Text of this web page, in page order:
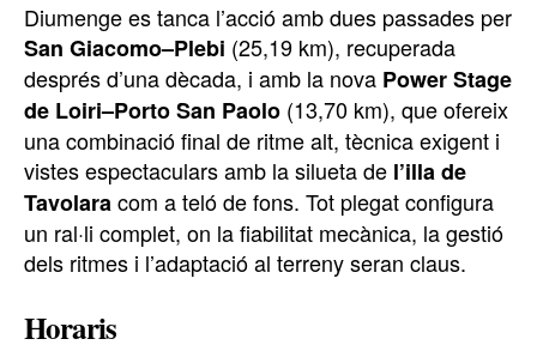
Diumenge es tanca l’acció amb dues passades per
San Giacomo–Plebi (25,19 km), recuperada
després d’una dècada, i amb la nova Power Stage
de Loiri–Porto San Paolo (13,70 km), que ofereix
una combinació final de ritme alt, tècnica exigent i
vistes espectaculars amb la silueta de l’illa de
Tavolaracom a teló de fons. Tot plegat configura
un ral·li complet, on la fiabilitat mecànica, la gestió
dels ritmes i l’adaptació al terreny seran claus.
Horaris